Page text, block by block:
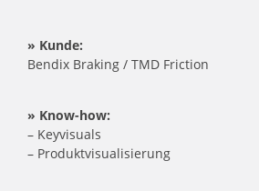
» Kunde:
Bendix Braking / TMD Friction
» Know-how:
– Keyvisuals
– Produktvisualisierung